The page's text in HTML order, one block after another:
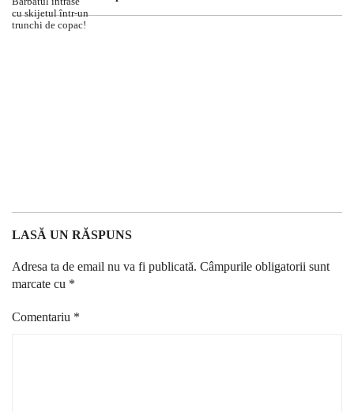
LASĂ UN RĂSPUNS
Adresa ta de email nu va fi publicată. Câmpurile obligatorii sunt
marcate cu *
Comentariu *